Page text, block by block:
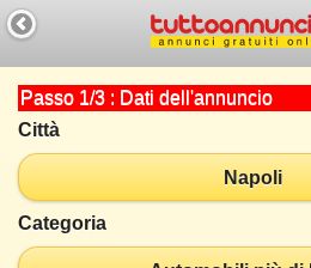
Passo 1/3 : Dati dell'annuncio
Città
Napoli
Categoria